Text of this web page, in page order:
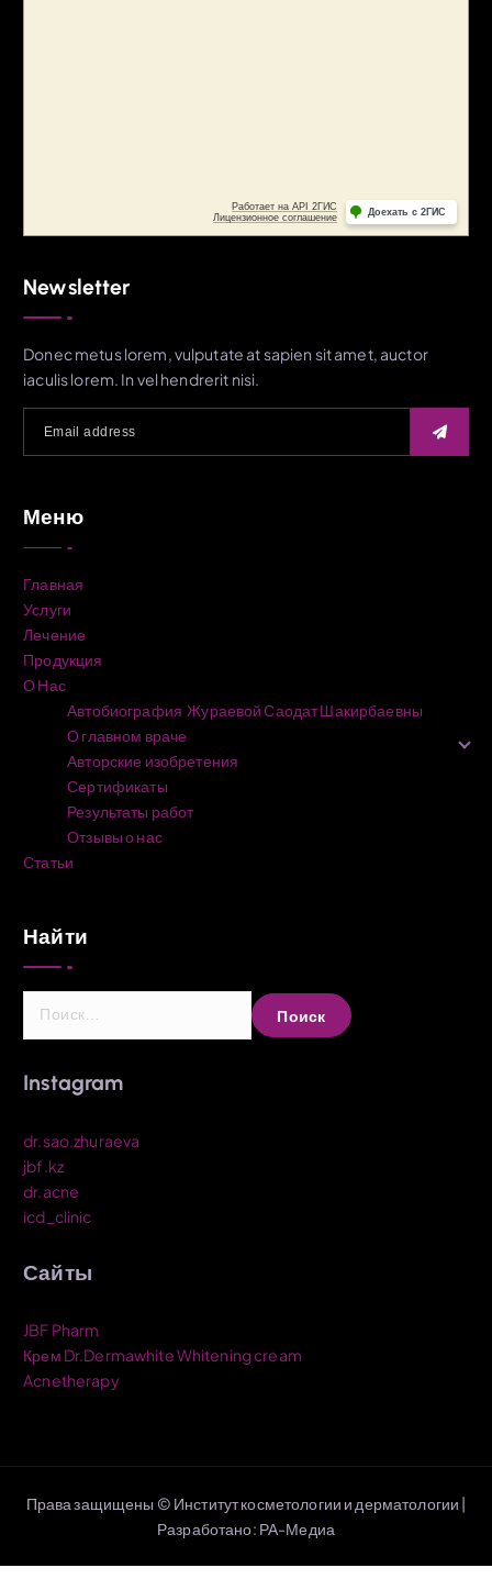
Newsletter
Donec metus lorem, vulputate at sapien sit amet, auctor
iaculis lorem. In vel hendrerit nisi.
Меню
Главная
Услуги
Лечение
Продукция
О Нас
Автобиография Жураевой Саодат Шакирбаевны
О главном враче
Авторские изобретения
Сертификаты
Результаты работ
Отзывы о нас
Статьи
Найти
тInstagram
dr.sao.zhuraeva
jbf.kz
dr.acne
icd_clinic
Сайты
JBF Pharm
Крем Dr.Dermawhite Whitening cream
Acnetherapy
Права защищены © Институт косметологии и дерматологии |
Разработано: РА-Медиа